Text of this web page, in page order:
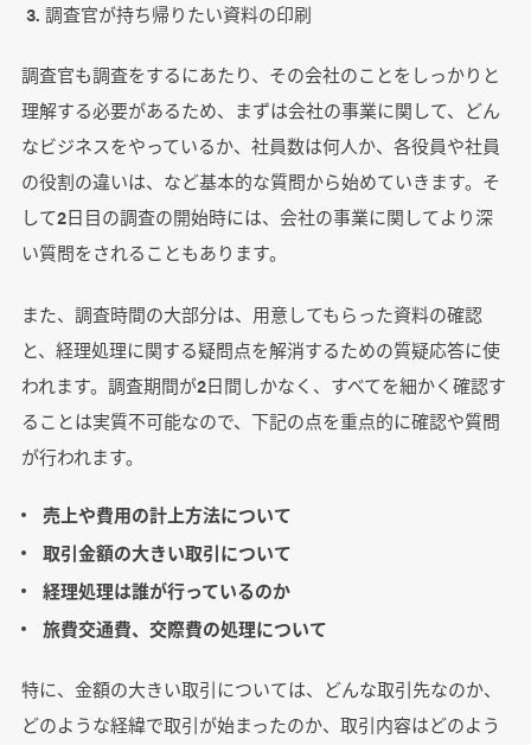
調査官が持ち帰りたい資料の印刷
調査官も調査をするにあたり、その会社のことをしっかりと
理解する必要があるため、まずは会社の事業に関して、どん
なビジネスをやっているか、社員数は何人か、各役員や社員
の役割の違いは、など基本的な質問から始めていきます。そ
して2日目の調査の開始時には、会社の事業に関してより深
い質問をされることもあります。
また、調査時間の大部分は、用意してもらった資料の確認
と、経理処理に関する疑問点を解消するための質疑応答に使
われます。調査期間が2日間しかなく、すべてを細かく確認す
ることは実質不可能なので、下記の点を重点的に確認や質問
が行われます。
売上や費用の計上方法について
取引金額の大きい取引について
経理処理は誰が行っているのか
旅費交通費、交際費の処理について
特に、金額の大きい取引については、どんな取引先なのか、
どのような経緯で取引が始まったのか、取引内容はどのよう